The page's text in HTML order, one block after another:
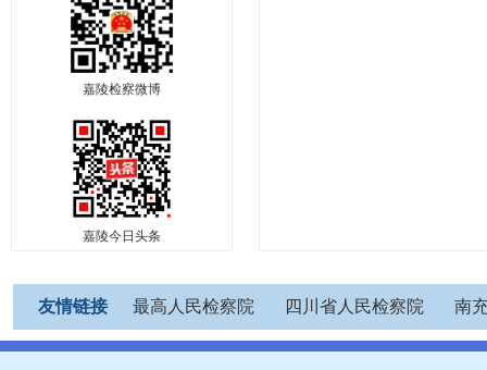
嘉陵检察微博
嘉陵今日头条
友情链接 最高人民检察院 四川省人民检察院 南